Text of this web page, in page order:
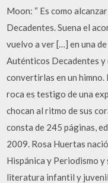
Moon: “ Es como
Decadentes. Suena el
vuelvo a ver […] en una
Auténticos Decadentes y
convertirlas en un himno.
roca es testigo de una
chocan al ritmo de sus
consta de 245 páginas,
2009. Rosa Huertas
Hispánica y Periodismo
literatura infantil y